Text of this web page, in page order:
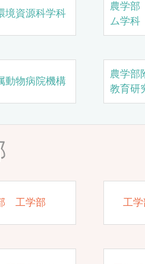
資源科学科
農学
ム学科
動物病院機構
農学部
教育研
工学部 工